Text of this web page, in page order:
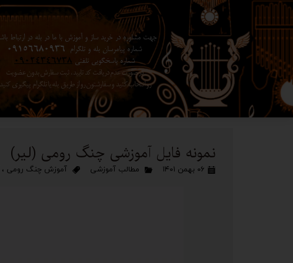
جهت مشاوره در خرید ساز و آموزش با ما در بله در ارتباط
شماره پیامرسان بله و تلگرام 09156680936
شماره پاسخگویی تلفنی 09024346738
در صورت عدم دریافت کد تایید ، ثبت سفارش بدون عضویت
رو انتخاب کنید ​​​​​​​ و سفارشتون رو از طریق بله یا تلگرام پیگیری
نمونه فایل آموزشی چنگ رومی (لیر)
۰۶ بهمن ۱۴۰۱ مطالب آموزشی آموزش چنگ رومی ،